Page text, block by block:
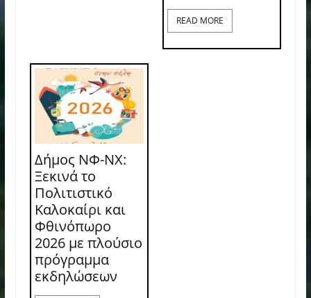
READ MORE
Δήμος ΝΦ-ΝΧ:
Ξεκινά το
Πολιτιστικό
Καλοκαίρι και
Φθινόπωρο
2026 με πλούσιο
πρόγραμμα
εκδηλώσεων